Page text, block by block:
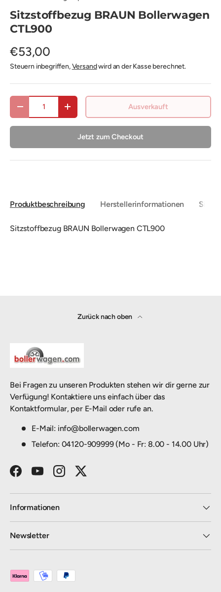
Sitzstoffbezug BRAUN Bollerwagen
CTL900
€53,00
Steuern inbegriffen,Versandwird an der Kasse berechnet.
Anzahl
Menge verringernMenge erhöhen Ausverkauft
Jetzt zum Checkout
Produktbeschreibung Herstellerinformationen
Sitzstoffbezug BRAUN Bollerwagen CTL900
Zurück nach oben
Bei Fragen zu unseren Produkten stehen wir dir gerne zur
Verfügung! Kontaktiere uns einfach über das
Kontaktformular, per E-Mail oder rufe an.
E-Mail: info@bollerwagen.com
Telefon: 04120-909999 (Mo - Fr: 8.00 - 14.00 Uhr)
FacebookYouTubeInstagramTwitter
Informationen
Newsletter
Zahlungsmethoden